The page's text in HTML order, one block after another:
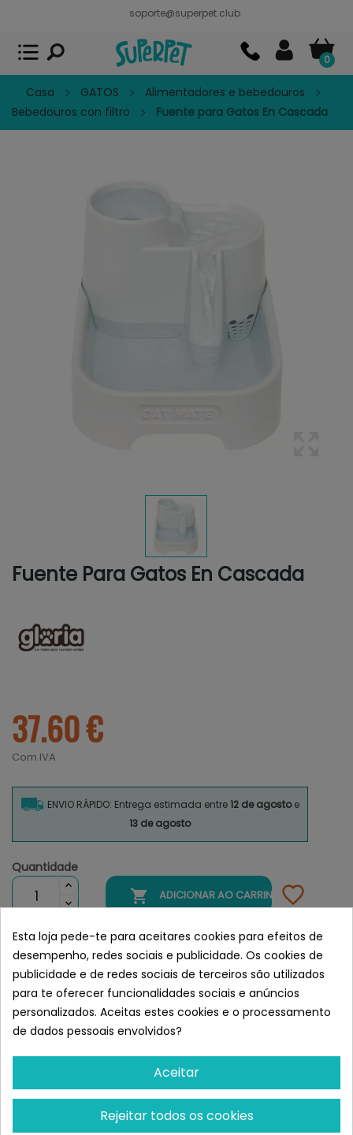
soporte@superpet.club
0
Casa GATOS
Alimentadores e bebedouros
Bebedouros con filtro
Fuente para Gatos En Cascada
Fuente Para Gatos En Cascada
37.60 €
Com IVA
ENVIO RÁPIDO: Entrega estimada entre12 de agostoe
13 de agosto
Quantidade
 ADICIONAR AO CARRINHO
FAZ PARTE
DA FAMÍLIA SUPERPET
SUBSCREVER, CONHECER-NOS E TER
ACESSO A DESCONTOS EXCLUSIVOS
Superpet, comida para mascotas
APP GRATIS - En Google Play
Esta loja pede-te para aceitares cookies para efeitos de
desempenho, redes sociais e publicidade. Os cookies de
publicidade e de redes sociais de terceiros são utilizados
para te oferecer funcionalidades sociais e anúncios
personalizados. Aceitas estes cookies e o processamento
de dados pessoais envolvidos?
Aceitar
Rejeitar todos os cookies